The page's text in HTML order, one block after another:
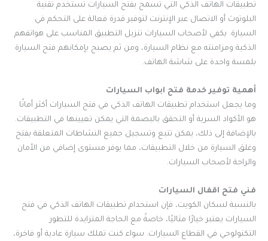
تطبيقات الهاتف الذكي التي تسمح بفتح السيارات تستخدم تقنية
البلوتوث أو الاتصال عبر الإنترنت لتوفير قدرة فعالة على التحكم في
السيارة. يكفي لأصحاب السيارات تنزيل التطبيق المناسب على هواتفهم
الذكية ومزامنته مع نظام السيارة، ومن ثم يصبح بإمكانهم فتح السيارة
بلمسة واحدة على شاشة الهاتف.
أهمية توفير خدمة فتح ابواب السيارات
وما يجعل استخدام تطبيقات الهاتف الذكي في فتح السيارات أكثر أمانًا
هو الأكواد السرية أو التحقق بالبصمة التي يمكن تعيينها في التطبيقات.
بالإضافة إلى ذلك، يمكن تتبع وتسجيل جميع النشاطات المتعلقة بفتح
وغلق السيارة من خلال التطبيقات، مما يوفر مستوى إضافي من الأمان
والراحة لأصحاب السيارات.
فني فتح اقفال السيارات
بالنسبة لسكان الكويت، فإن استخدام تطبيقات الهاتف الذكي في فتح
السيارات يعتبر خيارًا مثاليًا، خاصةً مع الحاجة المتزايدة للتطور
التكنولوجي في القطاع السيارات. سواء كنت تملك سيارة عادية أو فاخرة،